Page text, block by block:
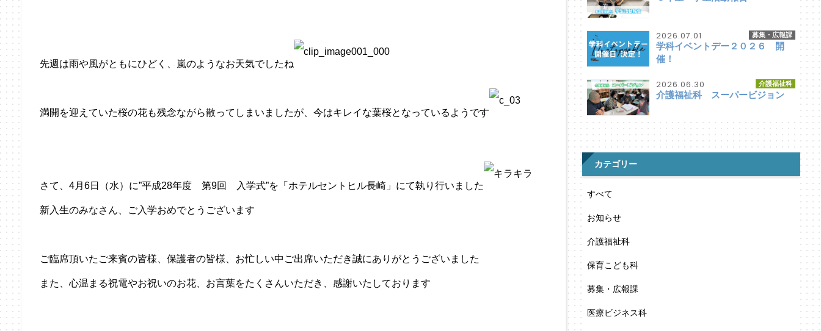
先週は雨や風がともにひどく、嵐のようなお天気でしたね
満開を迎えていた桜の花も残念ながら散ってしまいましたが、今はキレイな葉桜となっているようです
さて、4月6日（水）に”平成28年度 第9回 入学式”を「ホテルセントヒル長崎」にて執り行いました
新入生のみなさん、ご入学おめでとうございます
ご臨席頂いたご来賓の皆様、保護者の皆様、お忙しい中ご出席いただき誠にありがとうございました
また、心温まる祝電やお祝いのお花、お言葉をたくさんいただき、感謝いたしております
2026.07.01 募集・広報課
学科イベントデー２０２６ 開
催！
2026.06.30 介護福祉科
介護福祉科 スーパービジョン
カテゴリー
すべて
お知らせ
介護福祉科
保育こども科
募集・広報課
医療ビジネス科